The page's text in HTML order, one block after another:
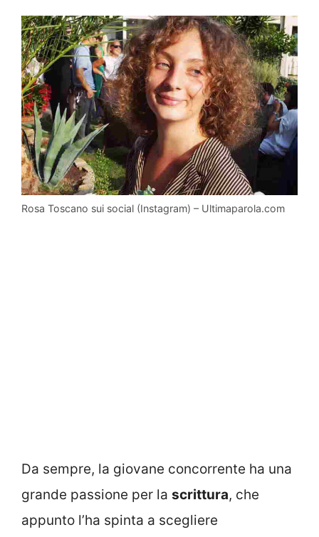
Rosa Toscano sui social (Instagram) – Ultimaparola.com
Da sempre, la giovane concorrente ha una
grande passione per la scrittura, che
appunto l’ha spinta a scegliere